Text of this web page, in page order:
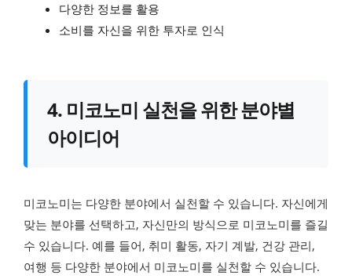
다양한 정보를 활용
소비를 자신을 위한 투자로 인식
4. 미코노미 실천을 위한 분야별
아이디어
미코노미는 다양한 분야에서 실천할 수 있습니다. 자신에게
맞는 분야를 선택하고, 자신만의 방식으로 미코노미를 즐길
수 있습니다. 예를 들어, 취미 활동, 자기 계발, 건강 관리,
여행 등 다양한 분야에서 미코노미를 실천할 수 있습니다.